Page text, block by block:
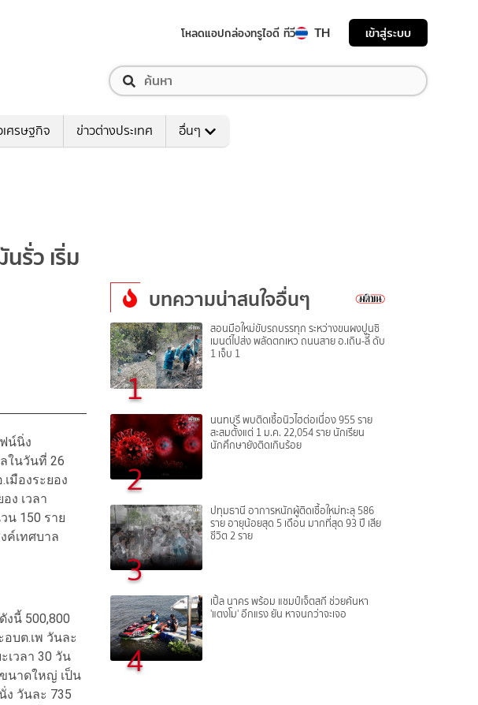
โหลดแอปกล่องทรูไอดี ทีวี TH เข้าสู่ระบบ
เศรษฐกิจ ข่าวต่างประเทศ อื่นๆ
รั่ว เริ่ม
น์นิ่ง
ในวันที่ 26
มืองระยอง
ง เวลา
น 150 ราย
ค์เทศบาล
นี้ 500,800
บต.เพ วันละ
เวลา 30 วัน
นาดใหญ่ เป็น
ง วันละ 735
บทความน่าสนใจอื่นๆ
1
สอนมือใหม่ขับรถบรรทุก ระหว่างขนผงปูนซิ
เมนต์ไปส่ง พลัดตกเหว ถนนสาย อ.เถิน-ลี้ ดับ
1 เจ็บ 1
2
นนทบุรี พบติดเชื้อนิวไฮต่อเนื่อง 955 ราย
สะสมตั้งแต่ 1 ม.ค. 22,054 ราย นักเรียน
นักศึกษายังติดเกินร้อย
3
ปทุมธานี อาการหนักผู้ติดเชื้อใหม่ทะลุ 586
ราย อายุน้อยสุด 5 เดือน มากที่สุด 93 ปี เสีย
ชีวิต 2 ราย
4
เปิ้ล นาคร พร้อม แชมป์เจ็ตสกี ช่วยค้นหา
'แตงโม' อีกแรง ยัน หาจนกว่าจะเจอ